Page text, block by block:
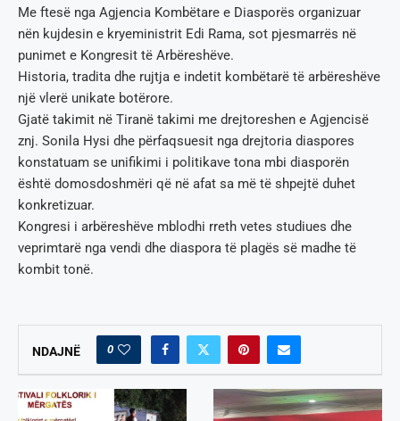
Me ftesë nga Agjencia Kombëtare e Diasporës organizuar
nën kujdesin e kryeministrit Edi Rama, sot pjesmarrës në
punimet e Kongresit të Arbëreshëve.
Historia, tradita dhe rujtja e indetit kombëtarë të arbëreshëve
një vlerë unikate botërore.
Gjatë takimit në Tiranë takimi me drejtoreshen e Agjencisë
znj. Sonila Hysi dhe përfaqsuesit nga drejtoria diaspores
konstatuam se unifikimi i politikave tona mbi diasporën
është domosdoshmëri që në afat sa më të shpejtë duhet
konkretizuar.
Kongresi i arbëreshëve mblodhi rreth vetes studiues dhe
veprimtarë nga vendi dhe diaspora të plagës së madhe të
kombit tonë.
NDAJNË 0